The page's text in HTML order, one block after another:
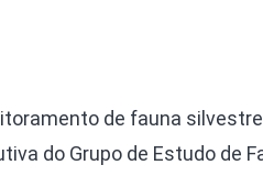
de fauna
do Grupo de Estudo de